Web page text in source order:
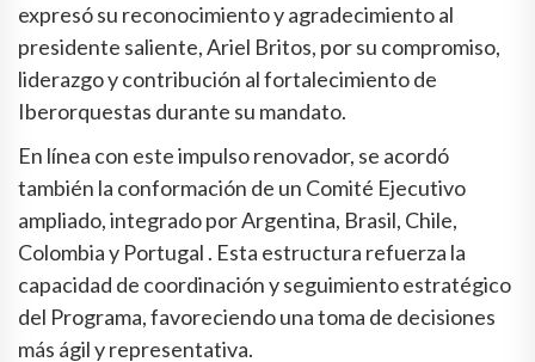
expresó su reconocimiento y agradecimiento al
presidente saliente, Ariel Britos, por su compromiso,
liderazgo y contribución al fortalecimiento de
Iberorquestas durante su mandato.
En línea con este impulso renovador, se acordó
también la conformación de un Comité Ejecutivo
ampliado, integrado por Argentina, Brasil, Chile,
Colombia y Portugal . Esta estructura refuerza la
capacidad de coordinación y seguimiento estratégico
del Programa, favoreciendo una toma de decisiones
más ágil y representativa.